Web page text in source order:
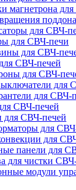
магнетрона
для СВЧ-
для СВЧ-печи
для СВЧ-
СВЧ-печей
для СВЧ-
для
для СВЧ-
СВЧ-печей
для СВЧ-печей
для
для
панели для
для чистки
модули